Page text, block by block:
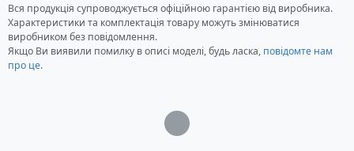
Вся продукція супроводжується офіційною гарантією від виробника.
Характеристики та комплектація товару можуть змінюватися
виробником без повідомлення.
Якщо Ви виявили помилку в описі моделі, будь ласка, повідомте нам
про це.
Загрузка...